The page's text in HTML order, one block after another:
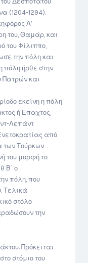
(1204-1294).
Α’
του, Θαμάρ, και
του Φίλιππο,
την πόλη και
πόλη ήρθε στην
Πατρών και
εκείνη η πόλη
ή Επαχτος,
Λεπάντ
από
των Τούρκων
του μορφή το
Β΄ ο
πόλη, που
Τελικά
στόλο
την
Πρόκειται
στόμιο του